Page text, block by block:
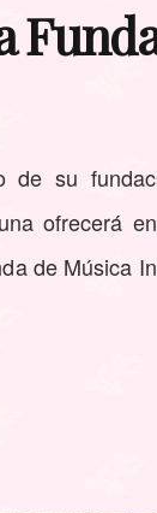
de su
ofrecerá
de Música